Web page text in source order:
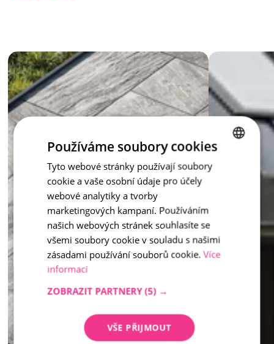
vždy okouzlující. Dlažba Moments se hodí pro terasy, vstupy,
zahradní cesty i veřejná místa.
Dlažba Moments – je jxen na vás, jaký moment si vyberete vy.
inspirace - Moments
CZECH
Používáme soubory cookies
Tyto webové stránky používají soubory
cookie a vaše osobní údaje pro účely
webové analytiky a tvorby
marketingových kampaní. Používáním
našich webových stránek souhlasíte se
všemi soubory cookie v souladu s našimi
zásadami používání souborů cookie. Více
informací
ZOBRAZIT PARTNERY (5) →
VŠE PŘIJMOUT